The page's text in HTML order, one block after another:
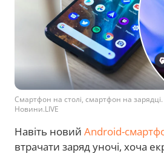
Смартфон на столі, смартфон на
Новини.LIVE
Навіть новий Android-
втрачати заряд уночі, хоча